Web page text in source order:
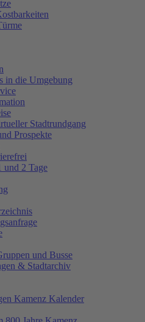
in die Umgebung
Stadtrundgang
Prospekte
und 2 Tage
und Busse
& Stadtarchiv
Kamenz Kalender